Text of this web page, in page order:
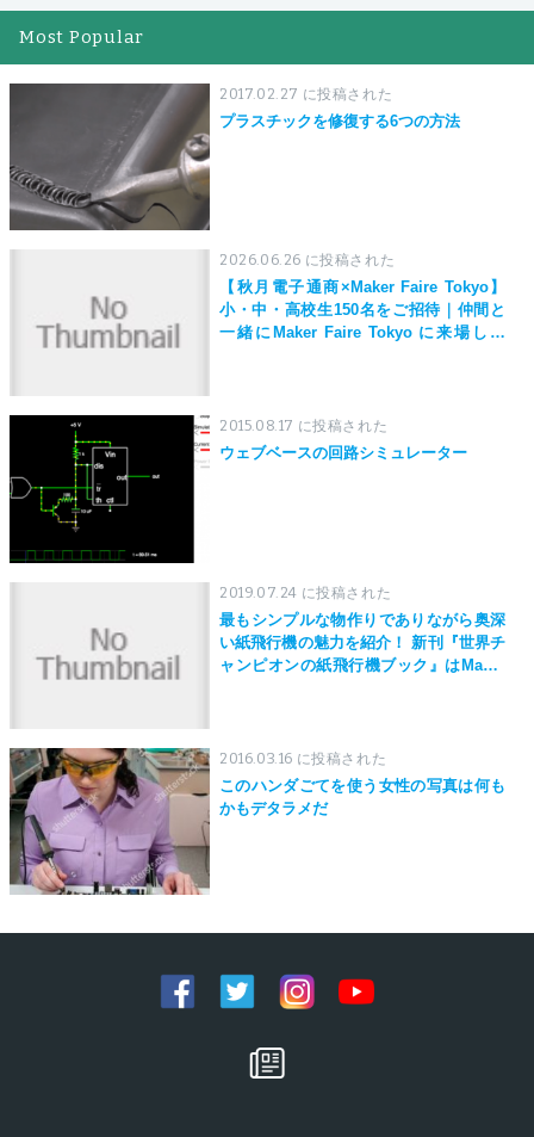
Most Popular
2017.02.27 に投稿された
プラスチックを修復する6つの方法
2026.06.26 に投稿された
【秋月電子通商×Maker Faire Tokyo】
小・中・高校生150名をご招待｜仲間と
一緒にMaker Faire Tokyo に来場しよ
2015.08.17 に投稿された
ウェブベースの回路シミュレーター
2019.07.24 に投稿された
最もシンプルな物作りでありながら奥深
い紙飛行機の魅力を紹介！ 新刊『世界チ
ャンピオンの紙飛行機ブック』はMaker
2016.03.16 に投稿された
このハンダごてを使う女性の写真は何も
かもデタラメだ